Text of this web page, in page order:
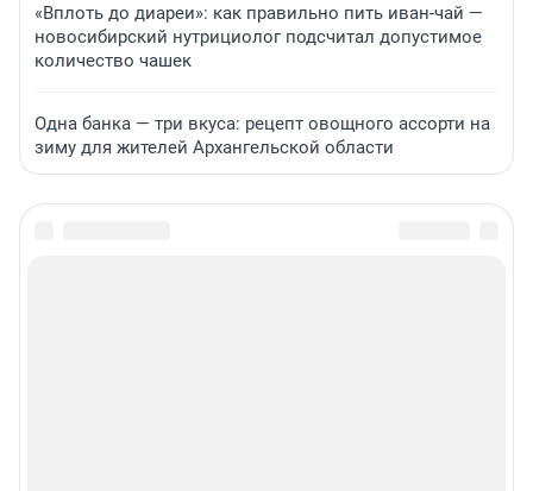
«Вплоть до диареи»: как правильно пить иван-чай —
новосибирский нутрициолог подсчитал допустимое
количество чашек
Одна банка — три вкуса: рецепт овощного ассорти на
зиму для жителей Архангельской области